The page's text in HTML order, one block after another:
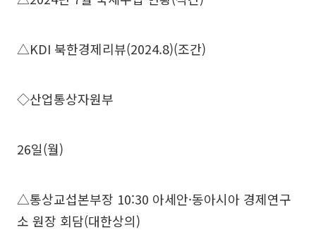
△KDI 북한경제리뷰(2024.8)(조간)
◇산업통상자원부
26일(월)
△통상교섭본부장 10:30 아세안·동아시아 경제연구
소 원장 회담(대한상의)